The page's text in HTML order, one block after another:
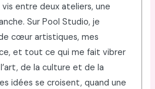
vis entre deux ateliers, une
Sur Pool Studio, je
cœur artistiques, mes
et tout ce qui me fait vibrer
de la culture et de la
idées se croisent, quand une